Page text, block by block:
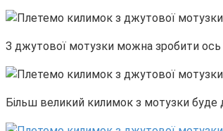
З джутової мотузки можна зробити
Більш великий килимок з мотузки буде